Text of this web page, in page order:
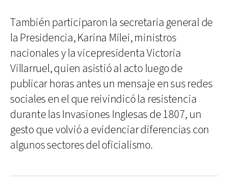
También participaron la secretaria general de
la Presidencia, Karina Milei, ministros
nacionales y la vicepresidenta Victoria
Villarruel, quien asistió al acto luego de
publicar horas antes un mensaje en sus redes
sociales en el que reivindicó la resistencia
durante las Invasiones Inglesas de 1807, un
gesto que volvió a evidenciar diferencias con
algunos sectores del oficialismo.